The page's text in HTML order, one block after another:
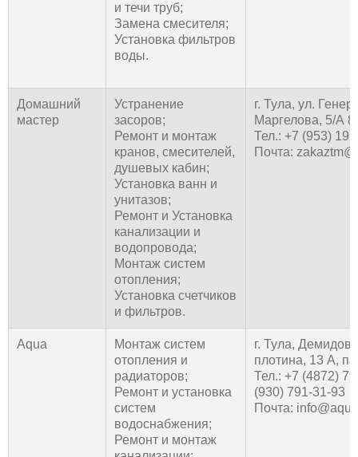
и течи труб;
Замена смесителя;
Установка фильтров
воды.
Домашний
мастер
Устранение
засоров;
Ремонт и монтаж
кранов, смесителей,
душевых кабин;
Установка ванн и
унитазов;
Ремонт и Установка
канализации и
водопровода;
Монтаж систем
отопления;
Установка счетчиков
и фильтров.
г. Тула, ул.
Маргелова, 5/А
Тел.: +7 (953)
Почта:
Aqua
Монтаж систем
отопления и
радиаторов;
Ремонт и установка
систем
водоснабжения;
Ремонт и монтаж
г. Тула,
плотина, 13 А,
Тел.: +7 (4872)
(930) 791-31-93
Почта: